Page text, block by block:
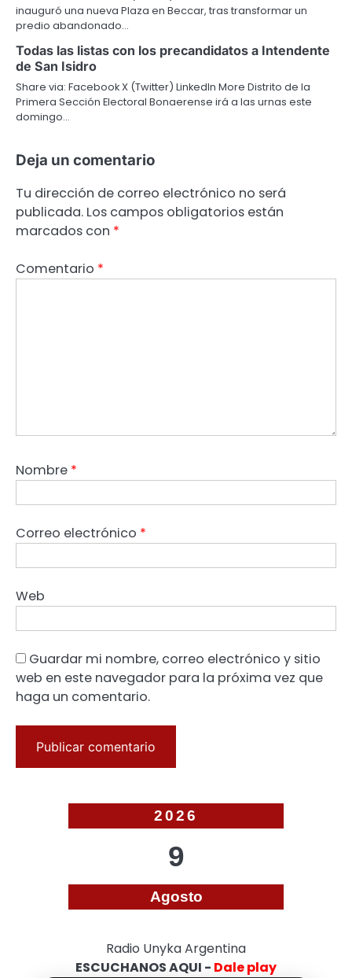
inauguró una nueva Plaza en Beccar, tras transformar un
predio abandonado…
Todas las listas con los precandidatos a Intendente
de San Isidro
Share via: Facebook X (Twitter) LinkedIn More Distrito de la
Primera Sección Electoral Bonaerense irá a las urnas este
domingo…
Deja un comentario
Tu dirección de correo electrónico no será
publicada. Los campos obligatorios están
marcados con *
Comentario *
Nombre *
Correo electrónico *
Web
Guardar mi nombre, correo electrónico y sitio
web en este navegador para la próxima vez que
haga un comentario.
2026
9
Agosto
Radio Unyka Argentina
ESCUCHANOS AQUI - Dale play